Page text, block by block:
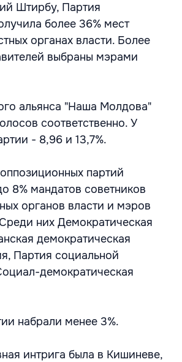
Штирбу, Партия
более 36% мест
органах власти. Более
выбраны мэрами
альянса "Наша Молдова"
соответственно. У
- 8,96 и 13,7%.
партий
8% мандатов советников
органов власти и мэров
них Демократическая
демократическая
Партия социальной
демократическая
набрали менее 3%.
интрига была в Кишиневе,